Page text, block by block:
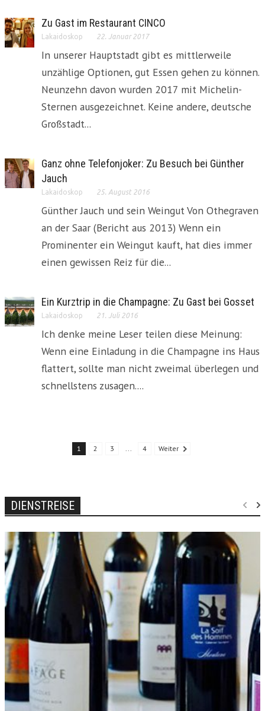
Zu Gast im Restaurant CINCO
Lakaidoskop 22. Januar 2017
In unserer Hauptstadt gibt es mittlerweile
unzählige Optionen, gut Essen gehen zu können.
Neunzehn davon wurden 2017 mit Michelin-
Sternen ausgezeichnet. Keine andere, deutsche
Großstadt...
Ganz ohne Telefonjoker: Zu Besuch bei Günther
Jauch
Lakaidoskop 25. August 2016
Günther Jauch und sein Weingut Von Othegraven
an der Saar (Bericht aus 2013) Wenn ein
Prominenter ein Weingut kauft, hat dies immer
einen gewissen Reiz für die...
Ein Kurztrip in die Champagne: Zu Gast bei Gosset
Lakaidoskop 21. Juli 2016
Ich denke meine Leser teilen diese Meinung:
Wenn eine Einladung in die Champagne ins Haus
flattert, sollte man nicht zweimal überlegen und
schnellstens zusagen....
1 2 3 ... 4 Weiter
DIENSTREISE